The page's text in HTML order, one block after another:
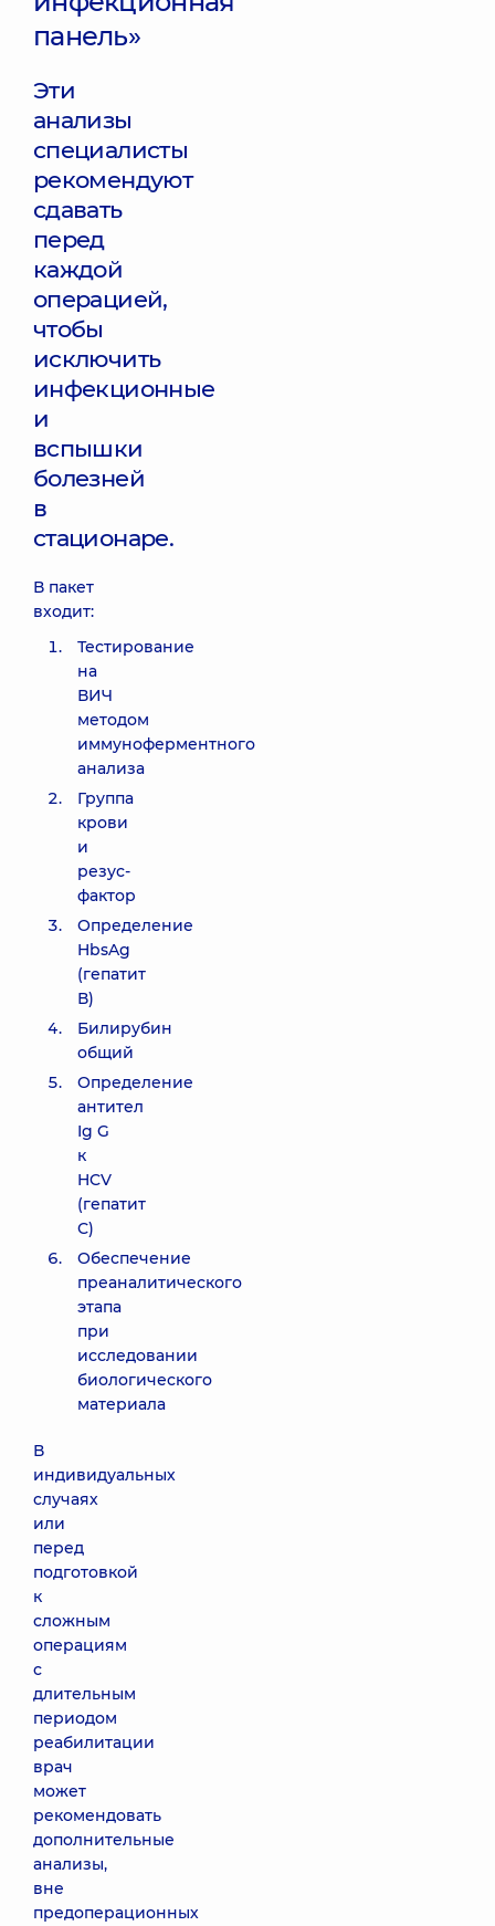
панель»
Эти
анализы
специалисты
рекомендуют
сдавать
перед
каждой
операцией,
чтобы
исключить
инфекционные
и
вспышки
болезней
в
стационаре.
В пакет
входит:
Тестирование
на
ВИЧ
методом
иммуноферментного
анализа
Группа
крови
и
резус-
фактор
Определение
HbsAg
(гепатит
В)
Билирубин
общий
Определение
антител
Ig G
к
HCV
(гепатит
С)
Обеспечение
преаналитического
этапа
при
исследовании
биологического
материала
В
индивидуальных
случаях
или
перед
подготовкой
к
сложным
операциям
с
длительным
периодом
реабилитации
врач
может
рекомендовать
дополнительные
анализы,
вне
предоперационных